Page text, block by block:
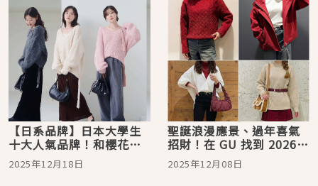
【日系品牌】日本大學生
十大人氣品牌！和櫻花妹
一起打造「剛剛好可愛」
的日系穿搭風
2025年12月18日
聖誕浪漫應景、過年喜氣
招財！在 GU 找到 2026
紅色穿搭靈感
2025年12月08日